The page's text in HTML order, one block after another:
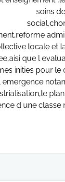
soins
locale et
que l
inities pour le
emergence
d une classe